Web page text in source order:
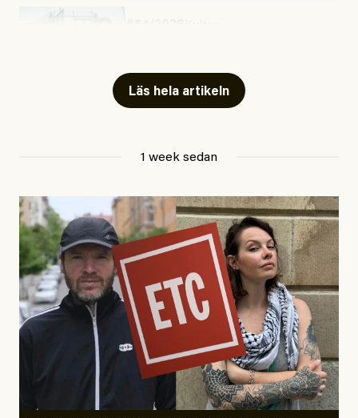
Läs hela artikeln
1 week sedan